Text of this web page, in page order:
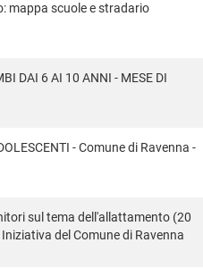
mappa scuole e stradario
DAI 6 AI 10 ANNI - MESE DI
- Comune di Ravenna -
sul tema dell'allattamento (20
del Comune di Ravenna